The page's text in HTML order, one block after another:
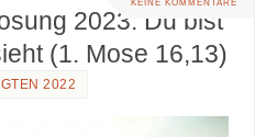
2023: Du bist
(1. Mose 16,13)
2022